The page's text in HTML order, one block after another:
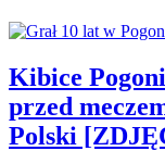
Kibice
przed
Polski